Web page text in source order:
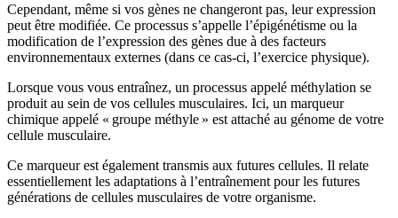
Cependant, même si vos gènes ne changeront pas, leur expression
peut être modifiée. Ce processus s’appelle l’épigénétisme ou la
modification de l’expression des gènes due à des facteurs
environnementaux externes (dans ce cas-ci, l’exercice physique).
Lorsque vous vous entraînez, un processus appelé méthylation se
produit au sein de vos cellules musculaires. Ici, un marqueur
chimique appelé « groupe méthyle » est attaché au génome de votre
cellule musculaire.
Ce marqueur est également transmis aux futures cellules. Il relate
essentiellement les adaptations à l’entraînement pour les futures
générations de cellules musculaires de votre organisme.